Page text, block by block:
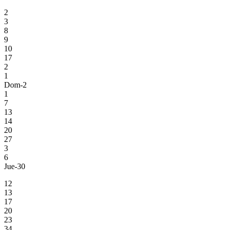
2
3
8
9
10
17
2
1
Dom-2
1
7
13
14
20
27
3
6
Jue-30
12
13
17
20
23